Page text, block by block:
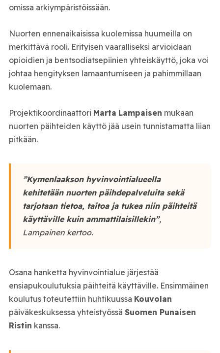
omissa arkiympäristöissään.
Nuorten ennenaikaisissa kuolemissa huumeilla on
merkittävä rooli. Erityisen vaaralliseksi arvioidaan
opioidien ja bentsodiatsepiinien yhteiskäyttö, joka voi
johtaa hengityksen lamaantumiseen ja pahimmillaan
kuolemaan.
Projektikoordinaattori Marta Lampaisen mukaan
nuorten päihteiden käyttö jää usein tunnistamatta liian
pitkään.
”Kymenlaakson hyvinvointialueella
kehitetään nuorten päihdepalveluita sekä
tarjotaan tietoa, taitoa ja tukea niin päihteitä
käyttäville kuin ammattilaisillekin”,
Lampainen kertoo.
Osana hanketta hyvinvointialue järjestää
ensiapukoulutuksia päihteitä käyttäville. Ensimmäinen
koulutus toteutettiin huhtikuussa Kouvolan
päiväkeskuksessa yhteistyössä Suomen Punaisen
Ristin kanssa.